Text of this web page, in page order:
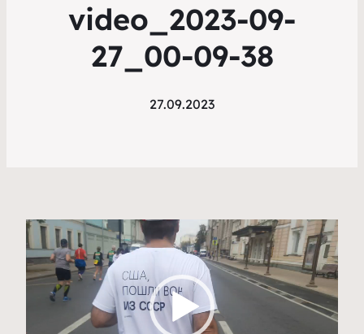
video_2023-09-
27_00-09-38
27.09.2023
Видеоплеер